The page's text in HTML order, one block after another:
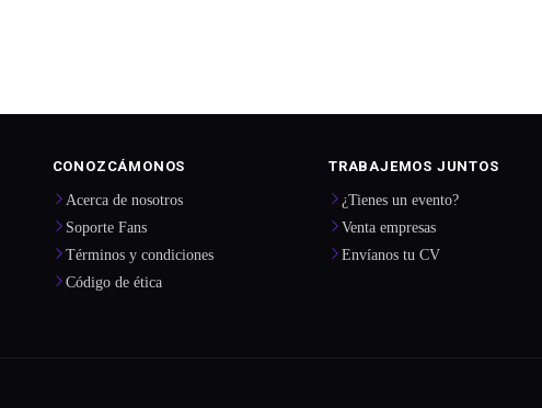
CONOZCÁMONOS
Acerca de nosotros
Soporte Fans
Términos y condiciones
Código de ética
TRABAJEMOS JUNTOS
¿Tienes un evento?
Venta empresas
Envíanos tu CV